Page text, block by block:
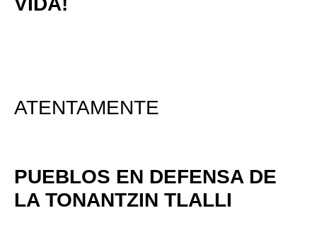
ATENTAMENTE
PUEBLOS EN DEFENSA DE
LA TONANTZIN TLALLI